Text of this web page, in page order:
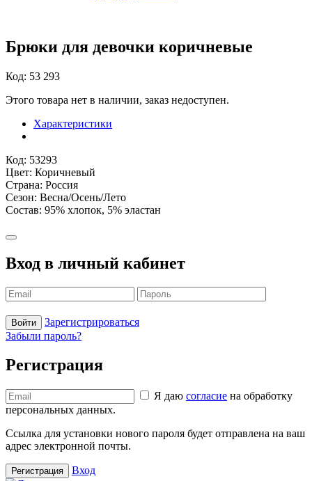
Брюки для девочки коричневые
Код: 53 293
Этого товара нет в наличии, заказ недоступен.
Характеристики
Код: 53293
Цвет: Коричневый
Страна: Россия
Сезон: Весна/Осень/Лето
Состав: 95% хлопок, 5% эластан
Вход в личный кабинет
Войти
Зарегистрироваться
Забыли пароль?
Регистрация
Я даю согласие на обработку
персональных данных.
Ссылка для установки нового пароля будет отправлена ​​на ваш
адрес электронной почты.
Регистрация Вход